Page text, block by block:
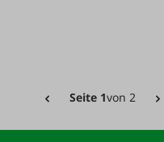
Seite 1von 2